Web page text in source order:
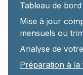
Tableau de
Mise à jour
mensuels ou
Analyse de
Préparation à